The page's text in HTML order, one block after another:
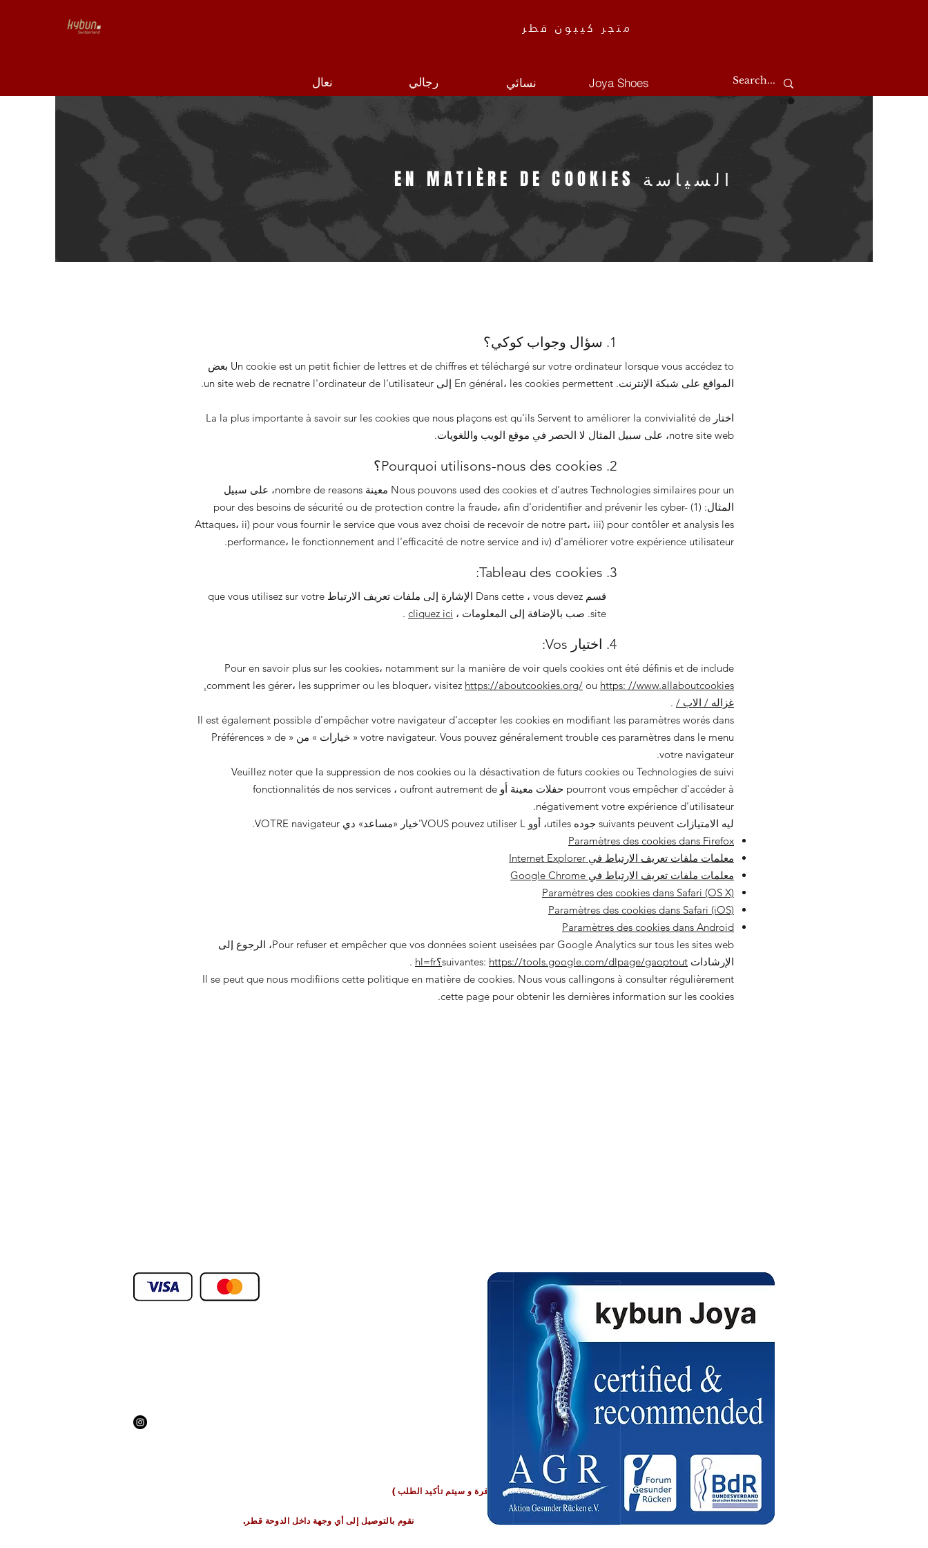
متجر كيبون قطر
نعال رجالي نسائي Joya Shoes
السياسة EN MATIÈRE DE COOKIES
1. سؤال وجواب كوكي؟
Un cookie est un petit fichier de lettres et de chiffres et téléchargé sur votre ordinateur lorsque vous accédez to بعض
المواقع على شبكة الإنترنت. En général، les cookies permettent إلى un site web de recnatre l'ordinateur de l'utilisateur.
اختار La la plus importante à savoir sur les cookies que nous plaçons est qu'ils Servent to améliorer la convivialité de
notre site web، على سبيل المثال لا الحصر في موقع الويب واللغويات.
2. Pourquoi utilisons-nous des cookies؟
Nous pouvons used des cookies et d'autres Technologies similaires pour un معينة nombre de reasons، على سبيل
المثال: (1) pour des besoins de sécurité ou de protection contre la fraude، afin d'oridentifier and prévenir les cyber-
Attaques، ii) pour vous fournir le service que vous avez choisi de recevoir de notre part، iii) pour contôler et analysis les
performance، le fonctionnement and l'efficacité de notre service and iv) d'améliorer votre expérience utilisateur.
3. Tableau des cookies:
قسم Dans cette ، vous devez الإشارة إلى ملفات تعريف الارتباط que vous utilisez sur votre
site. صب بالإضافة إلى المعلومات ،
cliquez ici
.
4. اختيار Vos:
Pour en savoir plus sur les cookies، notamment sur la manière de voir quels cookies ont été définis et de include
comment les gérer، les supprimer ou les bloquer، visitez https://aboutcookies.org/ ou
https: //www.allaboutcookies.
غزاله / الاب / .
Il est également possible d'empêcher votre navigateur d'accepter les cookies en modifiant les paramètres worés dans
votre navigateur. Vous pouvez généralement trouble ces paramètres dans le menu
« خيارات » من «
» de
votre navigateur.
Veuillez noter que la suppression de nos cookies ou la désactivation de futurs cookies ou Technologies de suivi
pourront vous empêcher d'accéder à حفلات معينة أو fonctionnalités de nos services ، oufront autrement de
négativement votre expérience d'utilisateur.
ليه الامتيازات suivants peuvent جوده utiles، أوو VOUS pouvez utiliser L'خيار
«مساعد» دي VOTRE navigateur.
Paramètres des cookies dans Firefox
معلمات ملفات تعريف الارتباط في Internet Explorer
معلمات ملفات تعريف الارتباط في Google Chrome
Paramètres des cookies dans Safari (OS X)
Paramètres des cookies dans Safari (iOS)
Paramètres des cookies dans Android
Pour refuser et empêcher que vos données soient useisées par Google Analytics sur tous les sites web، الرجوع إلى
الإرشادات suivantes: https://tools.google.com/dlpage/gaoptout؟hl=fr
.
Il se peut que nous modifiions cette politique en matière de cookies. Nous vous callingons à consulter régulièrement
cette page pour obtenir les dernières information sur les cookies.
طلبات المنتجات تخضع لتوفرها عند التأكيد (
بعض المنتجات قد تكون غير متوفرة و سيتم تأكيد الطلب
.نقوم بالتوصيل إلى أي وجهة داخل الدوحة قطر